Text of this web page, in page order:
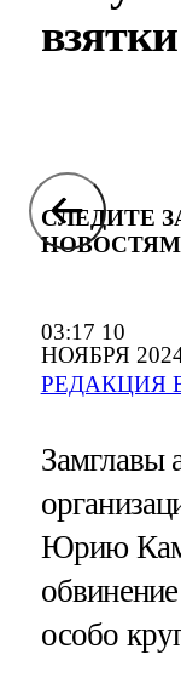
03:17 10
НОЯБРЯ
РЕДАКЦИЯ
взятки
СЛЕДИТЕ
Замглавы
Юрию
особо